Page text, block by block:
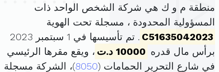
منطقة م و ك هي شركة الشخص الواحد ذات
المسؤولية المحدودة ، مسجلة تحت الهوية
C51635042023
. تم تأسيسها في 1 سبتمبر 2023
برأس مال قدره 10000 د.ت
، ويقع مقرها الرئيسي
في شارع التحرير الحمامات (8050)، الشركة مسجلة